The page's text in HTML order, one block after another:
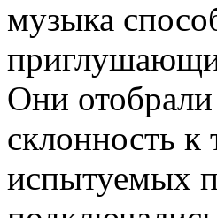
музыка
Они отобрали
склонность
испытуемых